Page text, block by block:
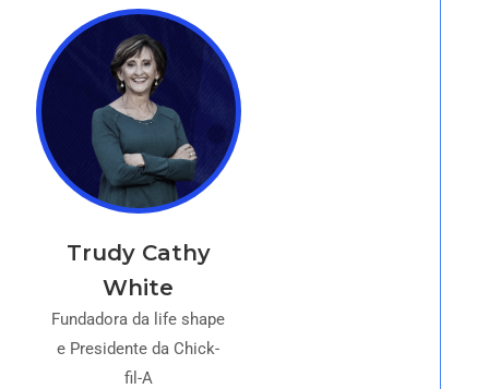
Trudy Cathy
White
Fundadora da life shape
e Presidente da Chick-
fil-A